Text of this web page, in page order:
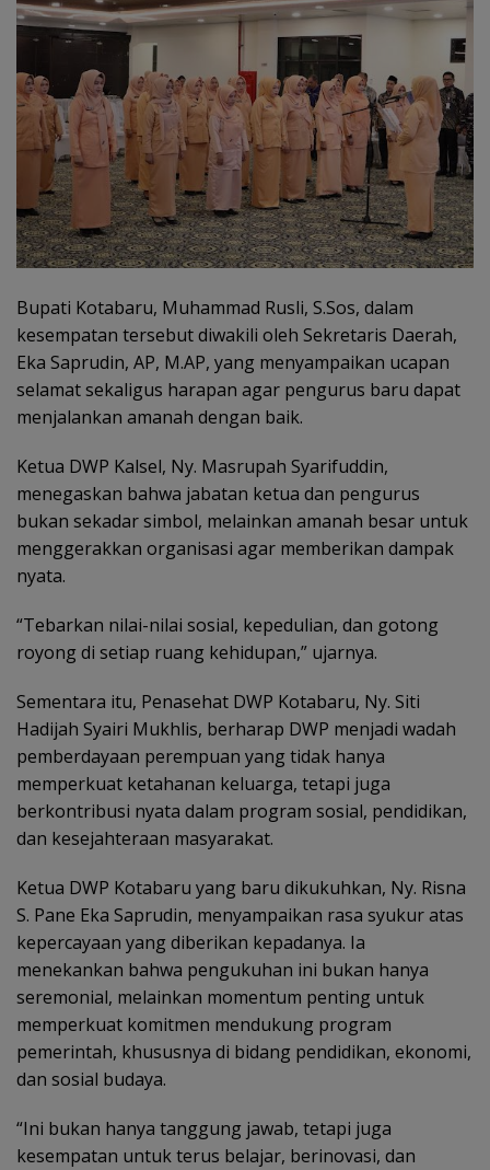
Bupati Kotabaru, Muhammad Rusli, S.Sos, dalam
kesempatan tersebut diwakili oleh Sekretaris Daerah,
Eka Saprudin, AP, M.AP, yang menyampaikan ucapan
selamat sekaligus harapan agar pengurus baru dapat
menjalankan amanah dengan baik.
Ketua DWP Kalsel, Ny. Masrupah Syarifuddin,
menegaskan bahwa jabatan ketua dan pengurus
bukan sekadar simbol, melainkan amanah besar untuk
menggerakkan organisasi agar memberikan dampak
nyata.
“Tebarkan nilai-nilai sosial, kepedulian, dan gotong
royong di setiap ruang kehidupan,” ujarnya.
Sementara itu, Penasehat DWP Kotabaru, Ny. Siti
Hadijah Syairi Mukhlis, berharap DWP menjadi wadah
pemberdayaan perempuan yang tidak hanya
memperkuat ketahanan keluarga, tetapi juga
berkontribusi nyata dalam program sosial, pendidikan,
dan kesejahteraan masyarakat.
Ketua DWP Kotabaru yang baru dikukuhkan, Ny. Risna
S. Pane Eka Saprudin, menyampaikan rasa syukur atas
kepercayaan yang diberikan kepadanya. Ia
menekankan bahwa pengukuhan ini bukan hanya
seremonial, melainkan momentum penting untuk
memperkuat komitmen mendukung program
pemerintah, khususnya di bidang pendidikan, ekonomi,
dan sosial budaya.
“Ini bukan hanya tanggung jawab, tetapi juga
kesempatan untuk terus belajar, berinovasi, dan